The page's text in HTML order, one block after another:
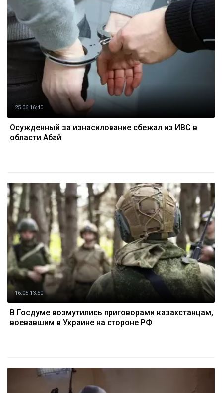
25.06 16:40
Осужденный за изнасилование сбежал из ИВС в
области Абай
16.05 13:50
В Госдуме возмутились приговорами казахстанцам,
воевавшим в Украине на стороне РФ